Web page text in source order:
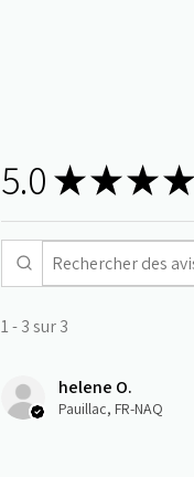
5.0 ★★★★
1 - 3 sur 3
helene O.
Pauillac, FR-NAQ